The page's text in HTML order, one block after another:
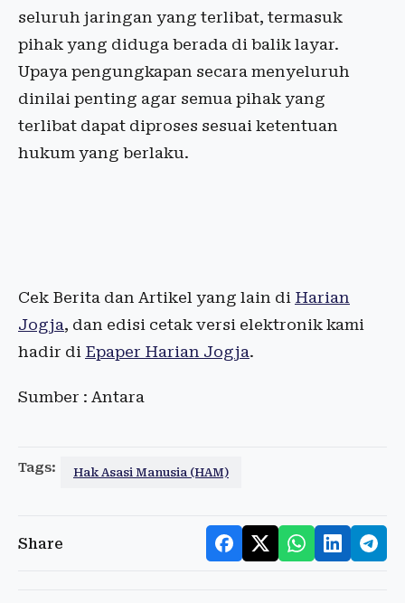
seluruh jaringan yang terlibat, termasuk
pihak yang diduga berada di balik layar.
Upaya pengungkapan secara menyeluruh
dinilai penting agar semua pihak yang
terlibat dapat diproses sesuai ketentuan
hukum yang berlaku.
Cek Berita dan Artikel yang lain di Harian
Jogja, dan edisi cetak versi elektronik kami
hadir di Epaper Harian Jogja.
Sumber : Antara
Tags: Hak Asasi Manusia (HAM)
Share